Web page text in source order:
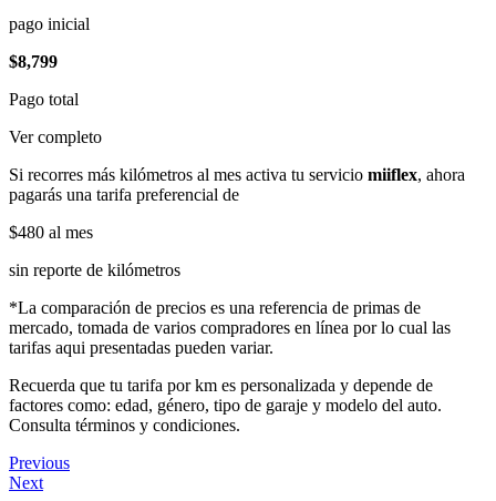
pago inicial
$8,799
Pago total
Ver completo
Si recorres más kilómetros al mes activa tu servicio miiflex, ahora
pagarás una tarifa preferencial de
$480 al mes
sin reporte de kilómetros
*La comparación de precios es una referencia de primas de
mercado, tomada de varios compradores en línea por lo cual las
tarifas aqui presentadas pueden variar.
Recuerda que tu tarifa por km es personalizada y depende de
factores como: edad, género, tipo de garaje y modelo del auto.
Consulta términos y condiciones.
Previous
Next